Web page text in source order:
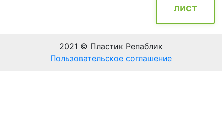
лист
2021 © Пластик Репаблик
Пользовательское соглашение